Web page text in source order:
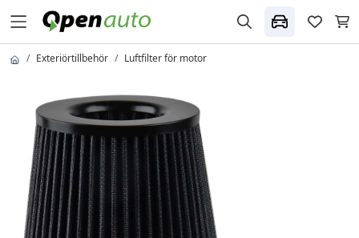
Exteriörtillbehör Luftfilter för motor